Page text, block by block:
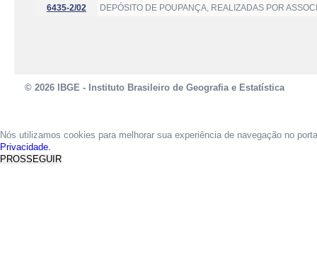
6435-2/02
DEPÓSITO DE POUPANÇA, REALIZADAS POR
© 2026 IBGE - Instituto Brasileiro de Geografia e Estatística
Nós utilizamos cookies para melhorar sua experiência de navegação no
Privacidade.
PROSSEGUIR